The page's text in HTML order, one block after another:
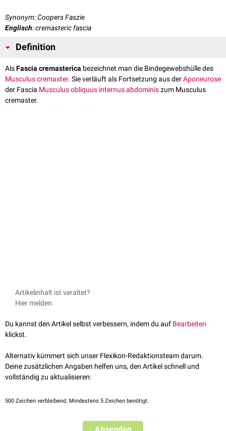
Synonym: Coopers Faszie
Englisch: cremasteric fascia
Definition
AlsFascia cremasterica bezeichnet man die Bindegewebshülle des
Musculus cremaster. Sie verläuft als Fortsetzung aus derAponeurose
der Fascia Musculus obliquus internus abdominiszum Musculus
cremaster.
Artikelinhalt ist veraltet?
Hier melden
Du kannst den Artikel selbst verbessern, indem du auf Bearbeiten
klickst.
Alternativ kümmert sich unser Flexikon-Redaktionsteam darum.
Deine zusätzlichen Angaben helfen uns, den Artikel schnell und
vollständig zu aktualisieren:
500 Zeichen verbleibend. Mindestens 5 Zeichen benötigt.